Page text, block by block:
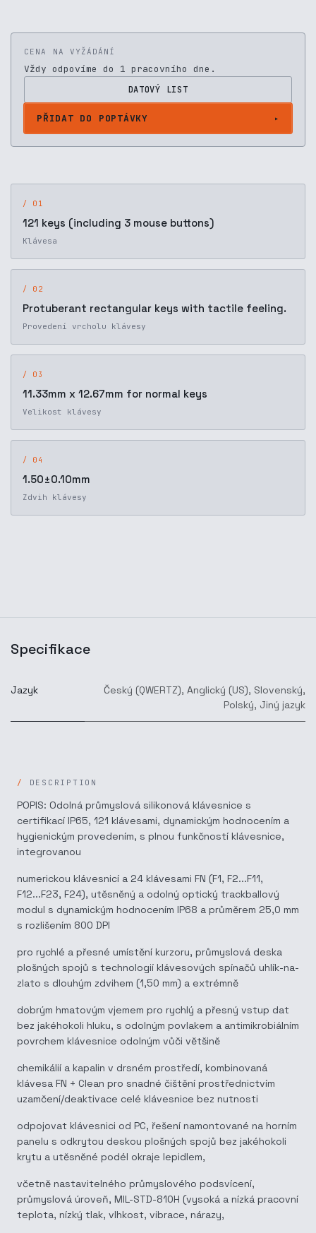
CENA NA VYŽÁDÁNÍ
Vždy odpovíme do 1 pracovního dne.
DATOVÝ LIST
PŘIDAT DO POPTÁVKY
/ 01
121 keys (including 3 mouse buttons)
Klávesa
/ 02
Protuberant rectangular keys with tactile feeling.
Provedení vrcholu klávesy
/ 03
11.33mm x 12.67mm for normal keys
Velikost klávesy
/ 04
1.50±0.10mm
Zdvih klávesy
Specifikace
Jazyk Český (QWERTZ), Anglický (US), Slovenský,
Polský, Jiný jazyk
DESCRIPTION
POPIS: Odolná průmyslová silikonová klávesnice s
certifikací IP65, 121 klávesami, dynamickým hodnocením a
hygienickým provedením, s plnou funkčností klávesnice,
integrovanou
numerickou klávesnicí a 24 klávesami FN (F1, F2...F11,
F12...F23, F24), utěsněný a odolný optický trackballový
modul s dynamickým hodnocením IP68 a průměrem 25,0 mm
s rozlišením 800 DPI
pro rychlé a přesné umístění kurzoru, průmyslová deska
plošných spojů s technologií klávesových spínačů uhlík-na-
zlato s dlouhým zdvihem (1,50 mm) a extrémně
dobrým hmatovým vjemem pro rychlý a přesný vstup dat
bez jakéhokoli hluku, s odolným povlakem a antimikrobiálním
povrchem klávesnice odolným vůči většině
chemikálií a kapalin v drsném prostředí, kombinovaná
klávesa FN + Clean pro snadné čištění prostřednictvím
uzamčení/deaktivace celé klávesnice bez nutnosti
odpojovat klávesnici od PC, řešení namontované na horním
panelu s odkrytou deskou plošných spojů bez jakéhokoli
krytu a utěsněné podél okraje lepidlem,
včetně nastavitelného průmyslového podsvícení,
průmyslová úroveň, MIL-STD-810H (vysoká a nízká pracovní
teplota, nízký tlak, vlhkost, vibrace, nárazy,